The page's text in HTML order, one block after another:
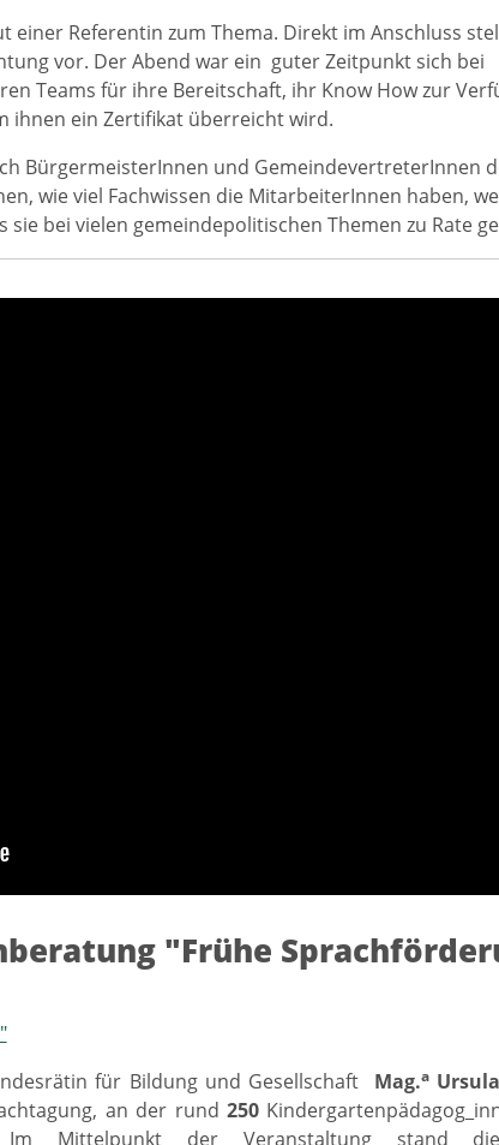
einer Referentin zum Thema. Direkt im Anschluss
vor. Der Abend war ein guter Zeitpunkt sich bei
Teams für ihre Bereitschaft, ihr Know How zur
ihnen ein Zertifikat überreicht wird.
BürgermeisterInnen und GemeindevertreterInnen
wie viel Fachwissen die MitarbeiterInnen haben,
bei vielen gemeindepolitischen Themen zu Rate
"Frühe
für Bildung und Gesellschaft Mag.a
an der rund 250
Im Mittelpunkt der Veranstaltung stand